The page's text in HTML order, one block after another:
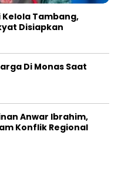
Tambang,
Disiapkan
Di Monas Saat
Anwar Ibrahim,
Konflik Regional